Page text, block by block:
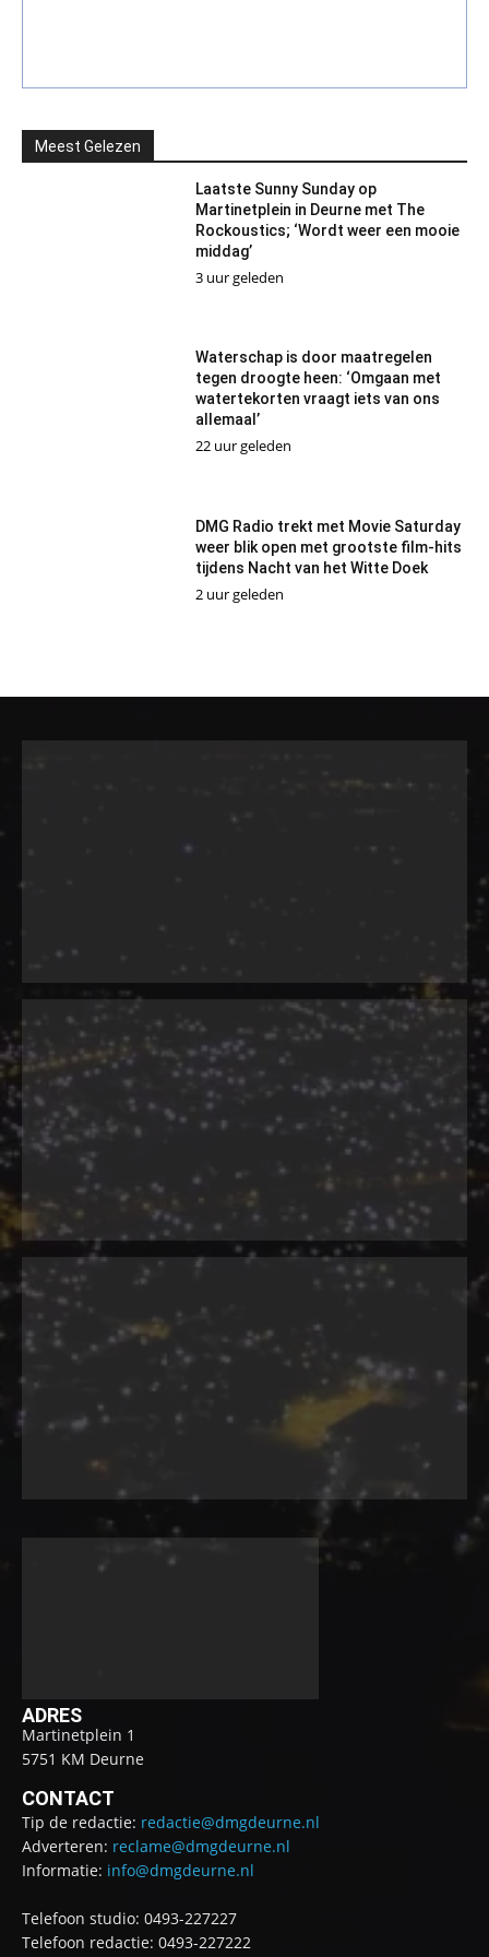
Meest Gelezen
Laatste Sunny Sunday op
Martinetplein in Deurne met The
Rockoustics; ‘Wordt weer een mooie
middag’
3 uur geleden
Waterschap is door maatregelen
tegen droogte heen: ‘Omgaan met
watertekorten vraagt iets van ons
allemaal’
22 uur geleden
DMG Radio trekt met Movie Saturday
weer blik open met grootste film-hits
tijdens Nacht van het Witte Doek
2 uur geleden
ADRES
Martinetplein 1
5751 KM Deurne
CONTACT
Tip de redactie: redactie@dmgdeurne.nl
Adverteren: reclame@dmgdeurne.nl
Informatie: info@dmgdeurne.nl
Telefoon studio: 0493-227227
Telefoon redactie: 0493-227222